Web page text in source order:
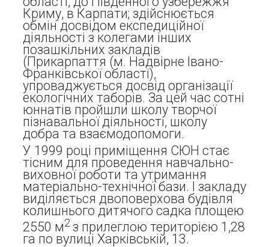
Криму, в Карпати; здійснюється
обмін досвідом експедиційної
діяльності з колегами інших
позашкільних закладів
(Прикарпаття (м. Надвірне Івано-
Франківської області),
упроваджується досвід організації
екологічних таборів. За цей час сотні
юннатів пройшли школу творчої
пізнавальної діяльності, школу
добра та взаємодопомоги.
У 1999 році приміщення СЮН стає
тісним для проведення навчально-
виховної роботи та утримання
матеріально-технічної бази. І закладу
виділяється двоповерхова будівля
колишнього дитячого садка площею
2550 м2 з прилеглою територією 1,28
га по вулиці Харківській, 13.